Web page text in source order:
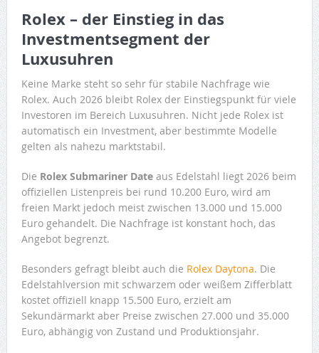
Rolex – der Einstieg in das
Investmentsegment der
Luxusuhren
Keine Marke steht so sehr für stabile Nachfrage wie
Rolex. Auch 2026 bleibt Rolex der Einstiegspunkt für viele
Investoren im Bereich Luxusuhren. Nicht jede Rolex ist
automatisch ein Investment, aber bestimmte Modelle
gelten als nahezu marktstabil.
Die Rolex Submariner Dateaus Edelstahl liegt 2026 beim
offiziellen Listenpreis bei rund 10.200 Euro, wird am
freien Markt jedoch meist zwischen 13.000 und 15.000
Euro gehandelt. Die Nachfrage ist konstant hoch, das
Angebot begrenzt.
Besonders gefragt bleibt auch die Rolex Daytona. Die
Edelstahlversion mit schwarzem oder weißem Zifferblatt
kostet offiziell knapp 15.500 Euro, erzielt am
Sekundärmarkt aber Preise zwischen 27.000 und 35.000
Euro, abhängig von Zustand und Produktionsjahr.